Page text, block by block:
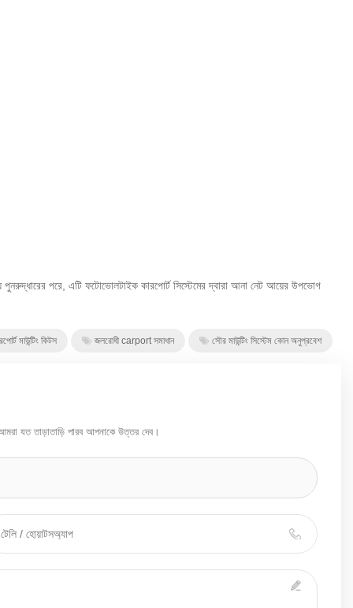
পরে, এটি ফটোভোলটাইক কারপোর্ট সিস্টেমের দ্বারা আনা নেট আয়ের উপভোগ
মাউন্টিং কিটস জলরোধী carport সমাধান সৌর মাউন্টিং সিস্টেম কোন অনুপ্রবেশ
যত তাড়াতাড়ি পারব আপনাকে উত্তর দেব।